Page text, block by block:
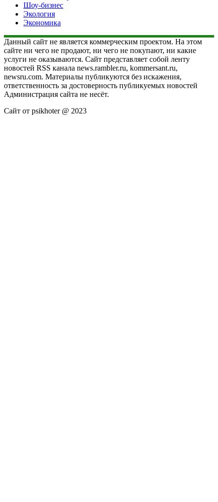
Шоу-бизнес
Экология
Экономика
Данный сайт не является коммерческим проектом. На этом
сайте ни чего не продают, ни чего не покупают, ни какие
услуги не оказываются. Сайт представляет собой ленту
новостей RSS канала news.rambler.ru, kommersant.ru,
newsru.com. Материалы публикуются без искажения,
ответственность за достоверность публикуемых новостей
Администрация сайта не несёт.
Сайт от psikhoter @ 2023